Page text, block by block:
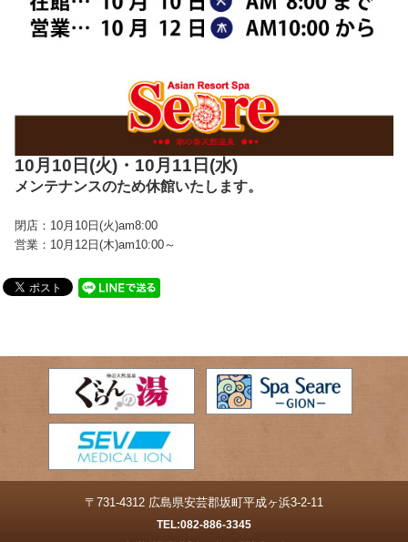
10月10日(火)・10月11日(水)
メンテナンスのため休館いたします。
閉店：10月10日(火)am8:00
営業：10月12日(木)am10:00～
〒731-4312 広島県安芸郡坂町平成ヶ浜3-2-11
TEL:082-886-3345